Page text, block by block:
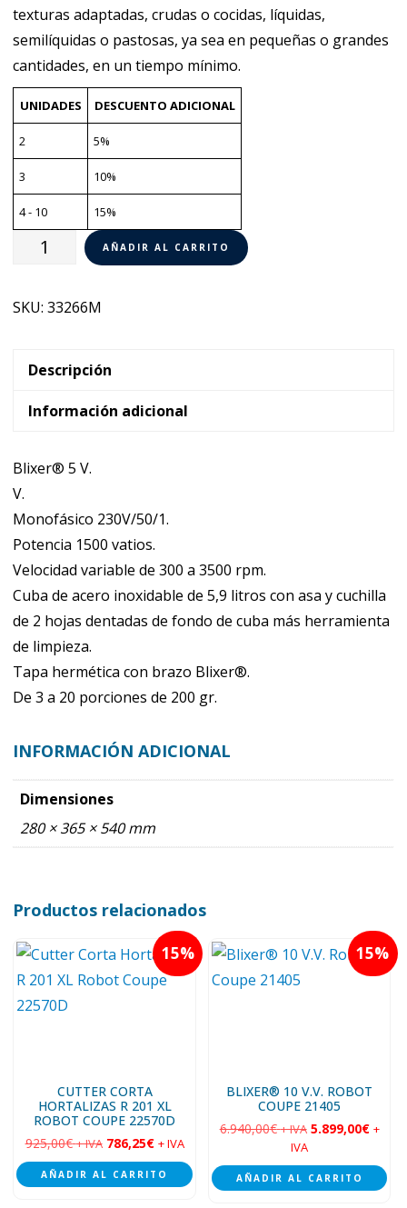
texturas adaptadas, crudas o cocidas, líquidas,
semilíquidas o pastosas, ya sea en pequeñas o grandes
cantidades, en un tiempo mínimo.
UNIDADES DESCUENTO ADICIONAL
2 5%
3 10%
4 - 10 15%
Blixer®
Robot
33266M
AÑADIR AL CARRITO
SKU:33266M
Descripción
Información adicional
Blixer® 5 V.
V.
Monofásico 230V/50/1.
Potencia 1500 vatios.
Velocidad variable de 300 a 3500 rpm.
Cuba de acero inoxidable de 5,9 litros con asa y cuchilla
de 2 hojas dentadas de fondo de cuba más herramienta
de limpieza.
Tapa hermética con brazo Blixer®.
De 3 a 20 porciones de 200 gr.
INFORMACIÓN ADICIONAL
Dimensiones
280 × 365 × 540 mm
Productos relacionados
15
CUTTER CORTA
HORTALIZAS R 201 XL
ROBOT COUPE 22570D
925,00€ + IVA 786,25€ + IVA
AÑADIR AL CARRITO
15
BLIXER® 10 V.V. ROBOT
COUPE 21405
6.940,00€ + IVA 5.899,00€ +
IVA
AÑADIR AL CARRITO